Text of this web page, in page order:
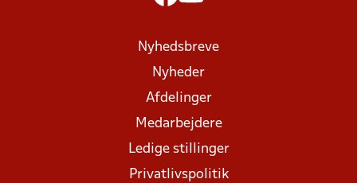
Nyhedsbreve
Nyheder
Afdelinger
Medarbejdere
Ledige stillinger
Privatlivspolitik